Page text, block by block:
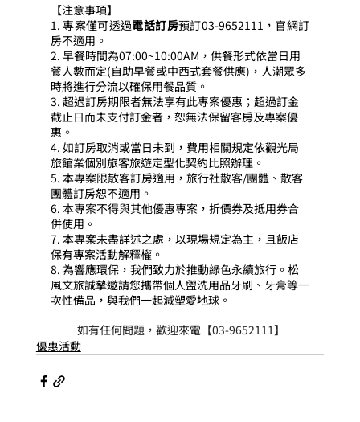
【注意事項】
1. 專案僅可透過電話訂房預訂03-9652111，官網訂
房不適用。
2. 早餐時間為07:00~10:00AM，供餐形式依當日用
餐人數而定(自助早餐或中西式套餐供應)，人潮眾多
時將進行分流以確保用餐品質。
3. 超過訂房期限者無法享有此專案優惠；超過訂金
截止日而未支付訂金者，恕無法保留客房及專案優
惠。
4. 如訂房取消或當日未到，費用相關規定依觀光局
旅館業個別旅客旅遊定型化契約比照辦理。
5. 本專案限散客訂房適用，旅行社散客/團體、散客
團體訂房恕不適用。
6. 本專案不得與其他優惠專案，折價券及抵用券合
併使用。
7. 本專案未盡詳述之處，以現場規定為主，且飯店
保有專案活動解釋權。
8. 為響應環保，我們致力於推動綠色永續旅行。松
風文旅誠摯邀請您攜帶個人盥洗用品牙刷、牙膏等一
次性備品，與我們一起減塑愛地球。
如有任何問題，歡迎來電【03-9652111】
優惠活動